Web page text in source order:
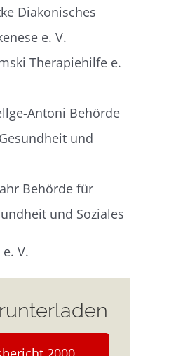
Diakonisches
e. V.
Therapiehilfe e.
Antoni Behörde
und
Behörde für
und Soziales
V.